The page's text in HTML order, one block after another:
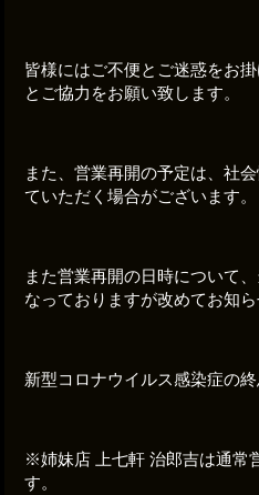
皆様にはご不便とご迷惑をお
とご協力をお願い致します。
また、営業再開の予定は、社
ていただく場合がございます。
また営業再開の日時について
なっておりますが改めてお知
新型コロナウイルス感染症の終
※姉妹店 上七軒 治郎吉は通常
す。